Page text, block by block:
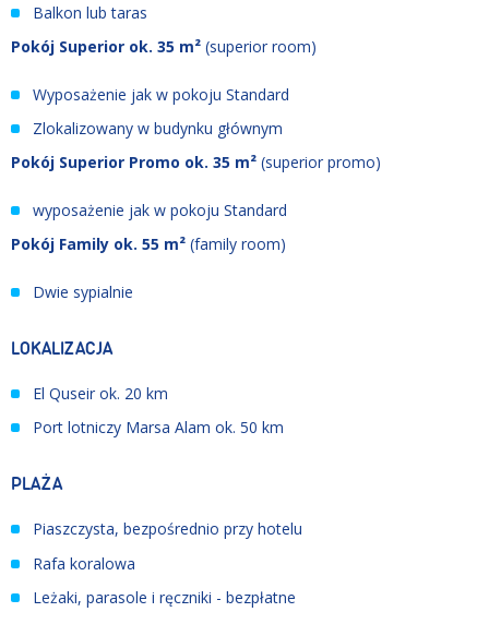
Balkon lub taras
Pokój Superior ok. 35 m² (superior room)
Wyposażenie jak w pokoju Standard
Zlokalizowany w budynku głównym
Pokój Superior Promo ok. 35 m² (superior promo)
wyposażenie jak w pokoju Standard
Pokój Family ok. 55 m² (family room)
Dwie sypialnie
LOKALIZACJA
El Quseir ok. 20 km
Port lotniczy Marsa Alam ok. 50 km
PLAŻA
Piaszczysta, bezpośrednio przy hotelu
Rafa koralowa
Leżaki, parasole i ręczniki - bezpłatne